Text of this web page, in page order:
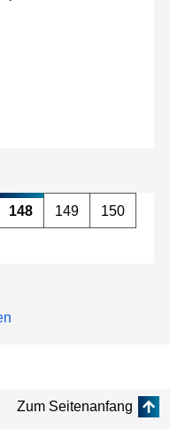
148 149 150
Zum Seitenanfang